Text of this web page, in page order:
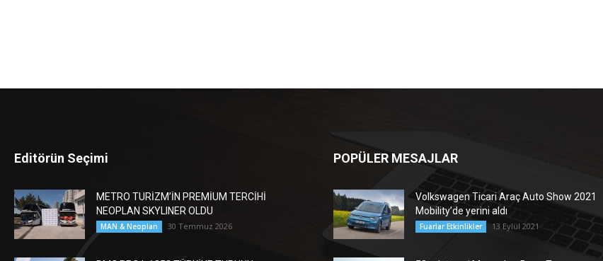
Editörün Seçimi
METRO TURİZM’İN PREMİUM TERCİHİ
NEOPLAN SKYLINER OLDU
MAN & Neoplan 30 Temmuz 2026
POPÜLER MESAJLAR
Volkswagen Ticari Araç Auto Show 2021
Mobility’de yerini aldı
Fuarlar Etkinlikler 13 Eylül 2021